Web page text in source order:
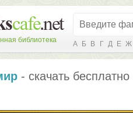
библиотека А Б В Г Д Е Ж
- скачать